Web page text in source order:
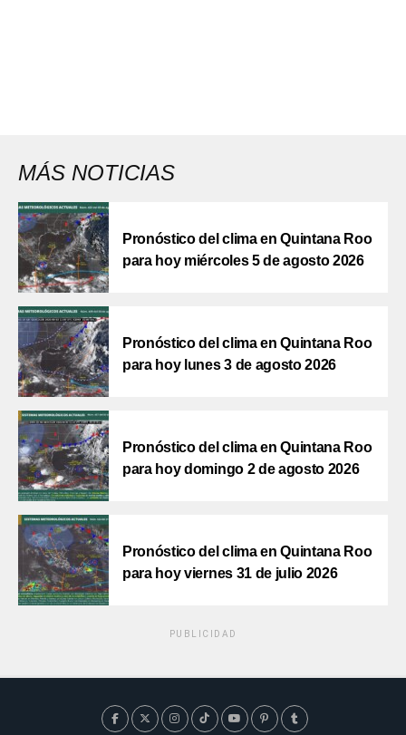
MÁS NOTICIAS
Pronóstico del clima en Quintana Roo
para hoy miércoles 5 de agosto 2026
Pronóstico del clima en Quintana Roo
para hoy lunes 3 de agosto 2026
Pronóstico del clima en Quintana Roo
para hoy domingo 2 de agosto 2026
Pronóstico del clima en Quintana Roo
para hoy viernes 31 de julio 2026
PUBLICIDAD